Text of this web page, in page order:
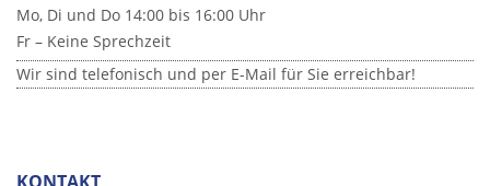
Mo, Di und Do 14:00 bis 16:00 Uhr
Fr – Keine Sprechzeit
Wir sind telefonisch und per E-Mail für Sie erreichbar!